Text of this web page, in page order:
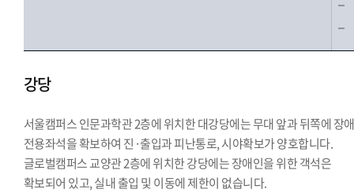
강당
서울캠퍼스 인문과학관 2층에 위치한 대강당에는 무대 앞과 뒤쪽에 장
전용좌석을 확보하여 진·출입과 피난통로, 시야확보가 양호합니다.
글로벌캠퍼스 교양관 2층에 위치한 강당에는 장애인을 위한 객석은
확보되어 있고, 실내 출입 및 이동에 제한이 없습니다.